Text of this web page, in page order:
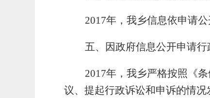
2017年，我乡信息依申请公
五、因政府信息公开申请
2017年，我乡严格按照《
议、提起行政诉讼和申诉的情况